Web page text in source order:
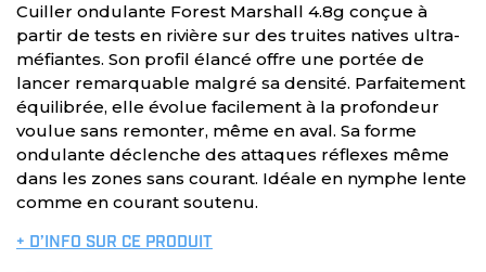
Cuiller ondulante Forest Marshall 4.8g conçue à
partir de tests en rivière sur des truites natives ultra-
méfiantes. Son profil élancé offre une portée de
lancer remarquable malgré sa densité. Parfaitement
équilibrée, elle évolue facilement à la profondeur
voulue sans remonter, même en aval. Sa forme
ondulante déclenche des attaques réflexes même
dans les zones sans courant. Idéale en nymphe lente
comme en courant soutenu.
+ D’INFO SUR CE PRODUIT